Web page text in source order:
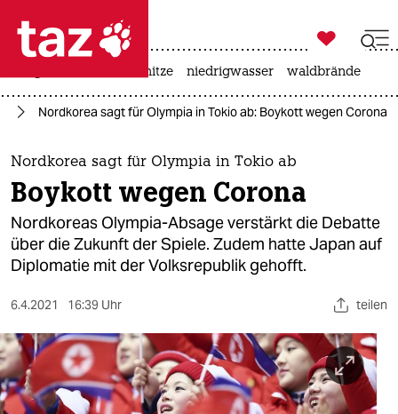
 taz zahl ich
taz zahl ich
themen
politik
öko
gesellschaft
sport
berlin

taz zahl ich
hitze niedrigwasser waldbrände
Nordkorea sagt für Olympia in Tokio ab: Boykott wegen Corona
Nordkorea sagt für Olympia in Tokio ab
Boykott wegen Corona
Nordkoreas Olympia-Absage verstärkt die Debatte
über die Zukunft der Spiele. Zudem hatte Japan auf
Diplomatie mit der Volksrepublik gehofft.
6.4.2021 16:39 Uhr teilen